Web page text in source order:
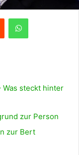
Reddit WhatsApp
Was steckt hinter
zur Person
zur Bert